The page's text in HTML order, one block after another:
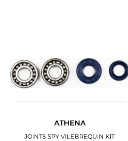
ATHENA
JOINTS SPY VILEBREQUIN KIT